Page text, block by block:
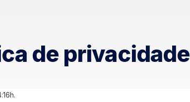
de privacidade